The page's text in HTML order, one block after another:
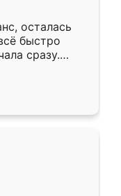
здесь.
осталась
быстро
сразу.
подошёл к
Собрали
даже